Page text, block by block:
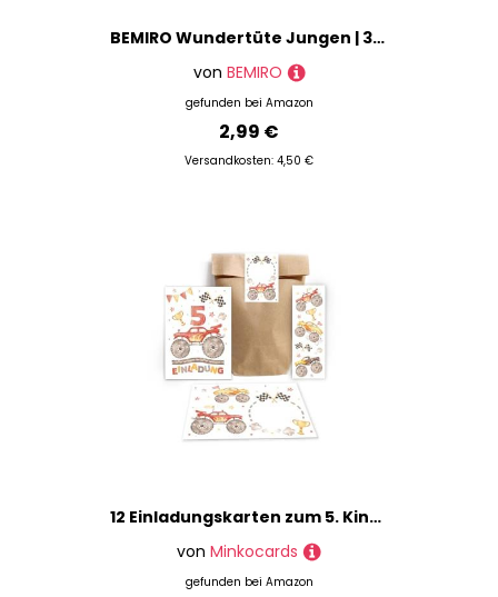
BEMIRO Wundertüte Jungen | 3-5 Artikel | Kindergeburtstag Jungen | Party Mitgebsel | Überraschungstüte Jungs | Partytüte | Überraschungsparty | Geschenk Jungs …
von BEMIRO
gefunden bei Amazon
2,99 €
Versandkosten: 4,50 €
12 Einladungskarten zum 5. Kindergeburtstag Jungen Monster-Truck Auto Einladungen zum fünften Geburtstag incl. 12 Umschläge, 12 Partytüten/natur, 12 Aufkleber, 12 Lesezeichen
von Minkocards
gefunden bei Amazon